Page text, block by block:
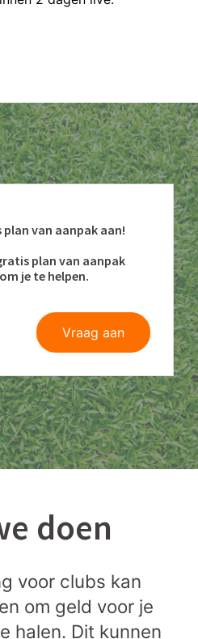
van aanpak aan!
plan van aanpak
je te helpen.
Vraag aan
doen
voor clubs kan
om geld voor je
halen. Dit kunnen